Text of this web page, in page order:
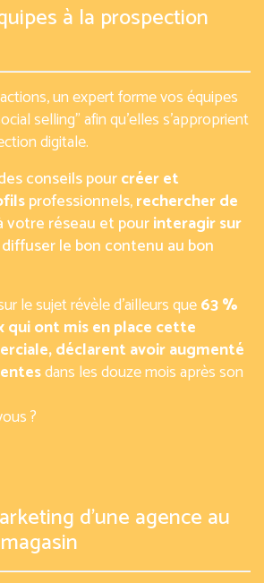
à la prospection
un expert forme vos équipes
selling” afin qu’elles s’approprient
digitale.
conseils pourcréer et
professionnels,rechercher de
votre réseau et pourinteragir sur
le bon contenu au bon
le sujet révèle d’ailleurs que63 %
qui ont mis en place cette
déclarent avoir augmenté
dans les douze mois après son
?
d’une agence au